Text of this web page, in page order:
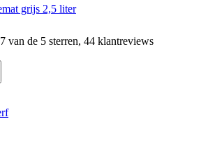
grijs 2,5 liter
van de 5 sterren, 44 klantreviews